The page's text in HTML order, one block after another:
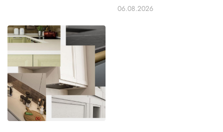
06.08.2026